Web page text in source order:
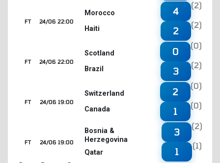
24/06 22:00
FT
Morocco
Haiti
4
(2)
2
(2)
24/06 22:00
FT
Scotland
Brazil
0
(0)
3
(2)
24/06 19:00
FT
Switzerland
Canada
2
(0)
1
(0)
24/06 19:00
FT
Bosnia &
Herzegovina
Qatar
3
(2)
1
(1)